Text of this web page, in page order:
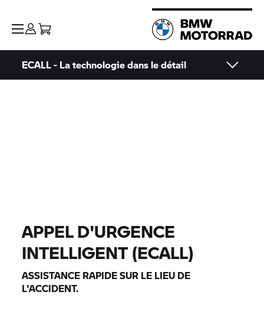
ECALL - La technologie dans le détail
APPEL D'URGENCE
INTELLIGENT (ECALL)
ASSISTANCE RAPIDE SUR LE LIEU DE
L'ACCIDENT.